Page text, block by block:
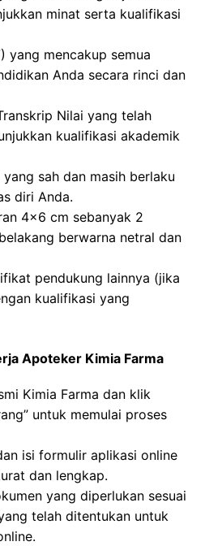
minat serta kualifikasi
yang mencakup semua
Anda secara rinci dan
Nilai yang telah
kualifikasi akademik
sah dan masih berlaku
diri Anda.
4×6 cm sebanyak 2
berwarna netral dan
pendukung lainnya (jika
kualifikasi yang
Apoteker Kimia Farma
Kimia Farma dan klik
untuk memulai proses
isi formulir aplikasi online
dan lengkap.
yang diperlukan sesuai
telah ditentukan untuk